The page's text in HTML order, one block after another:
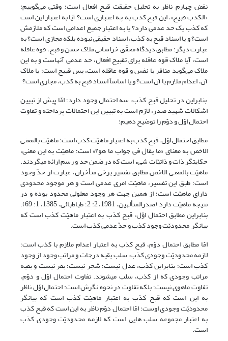
نقض چهارم ناظر به تحلیل حقیقت قبح افعال است؛ وقتی مى‌‌گوییم:
«الکذب قبیح»، این قبح کذب به چه اعتبارى است؟ آیا به اعتبار این است
که کذب یک حد عدمى دارد؟ یا به اعتبار جمیع اعدامى است که ملازمش
است؟ و یا اسناد قبح به کذب، اسناد حقیقی نبوده بلکه مجازی است؟ به
عبارت دیگر: مطابق دیدگاه محقّق خراسانی ملاک حسن و قبح، قوه عاقله
است، آیا ملاک قوه عاقله برای تقبیح افعال، حد عدمى آنهاست و به این
ملاک مى‌‌گوید منافر با نفس و قوه عاقله است، پس قبیح است؛ یا ملاک
آن، اعدام ملازم با آن است؟ و یا اساساً اسناد قبح به کذب، مجازی است؟
بنابراین در تحلیل قبح کذب، سه احتمال وجود دارد؛ امّا پیش از تبیین
اشکالات شهید صدر، لازم است به تبیین این احتمالات پرداخته و تفاوت
احتمال اوّل و دوّم را توضیح دهیم:
مطابق احتمال اوّل، قبح کذب به اعتبار ماهیّت کذب است؛ ماهیّت بالمعنی
الاخص به معنای «ما یقال فی جواب ما هو؟» است؛ ماهیّت به این معنی،
حکایتگر ذات و ذاتیّات شیء است که در ضمن حد و رسم ارائه می­گردند.
ماهیّت بالمعنی الاخص مطابق تفسیر برخی متأخران، عبارت از حدّ وجود
است؛ طبق این تفسیر، ماهیّت امری عدمی است و هر موجود محدودی
دارای ماهیّت است؛ از همین جهت هر وجود معلولی محدود بوده و در
نتیجه ماهیّت دارد (صدرالمتألهین، 1981، 2: 2؛ طباطبائی، 1385، 1: 69).
بنابراین مطابق احتمال اوّل، قبح کذب به اعتبار ماهیّت کذب است که
بیانگر محدودیّت وجود کذب و حدّ عدمی کذب است.
امّا مطابق احتمال دوّم، قبح کذب به اعتبار اعدام ملازم با کذب است؛
لازمه محدودیّت وجودی کذب، سلب بقیه درجات و مراتب وجود از وجود
کذب است؛ بنابراین کذب، عدل نیست؛ شجر نیست؛ بقر نیست و بقیه
مراتب وجودی که از کذب، سلب می­شوند. تفاوت احتمال اوّل و دوّم،
تفاوت ماهوی نیست؛ بلکه تفاوت در نحوه نگرش است: احتمال اوّل ناظر
به این است که قبح کذب به اعتبار ماهیّت کذب است که بیانگر
محدودیّت وجودی اوست؛ امّا احتمال دوّم ناظر به این است که قبح کذب
به اعتبار مجموعه سلب هایی است که لازمه محدودیّت وجودی کذب
است.